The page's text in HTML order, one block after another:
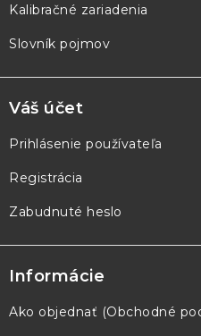
Kalibračné zariadenia
Slovník pojmov
Váš účet
Prihlásenie používateľa
Registrácia
Zabudnuté heslo
Informácie
Ako objednať (Obchodné